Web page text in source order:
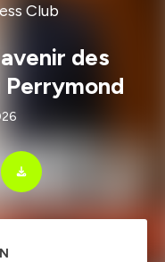
Club
des